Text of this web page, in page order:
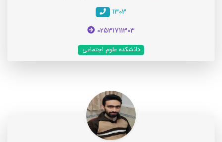
1303
02531711303
دانشکده علوم اجتماعی